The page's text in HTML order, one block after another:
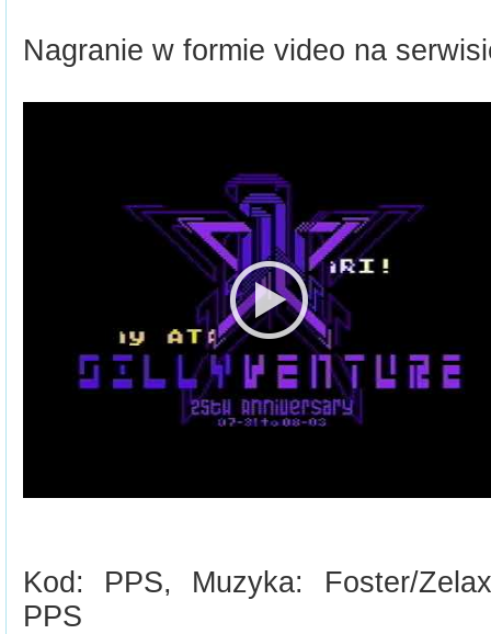
Nagranie w formie video na
Kod: PPS, Muzyka: Foster/
PPS